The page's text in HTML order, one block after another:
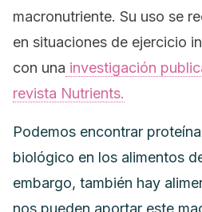
macronutriente. Su uso se
en situaciones de ejercicio
con una investigación
revista Nutrients.
Podemos encontrar
biológico en los alimentos
embargo, también hay
nos pueden aportar este